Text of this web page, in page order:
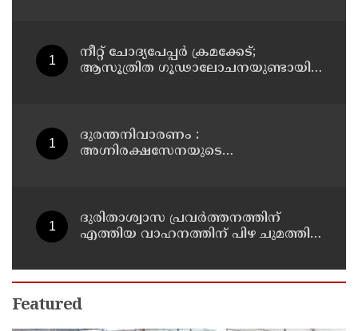
നീറ്റ് ചോദ്യപേപ്പര്‍ ക്രമക്കേട്;
ആസൂത്രിത ഗൂഢാലോചനയുണ്ടായി;
ദുരന്തനിവാരണം :
അഗ്നിരക്ഷസേനയുടെ
ദുരിതാശ്വാസ പ്രവർത്തനത്തിന്
എത്തിയ വാഹനത്തിന് പിഴ ചുമത്തി;
സസ്പെൻഷൻ
Featured